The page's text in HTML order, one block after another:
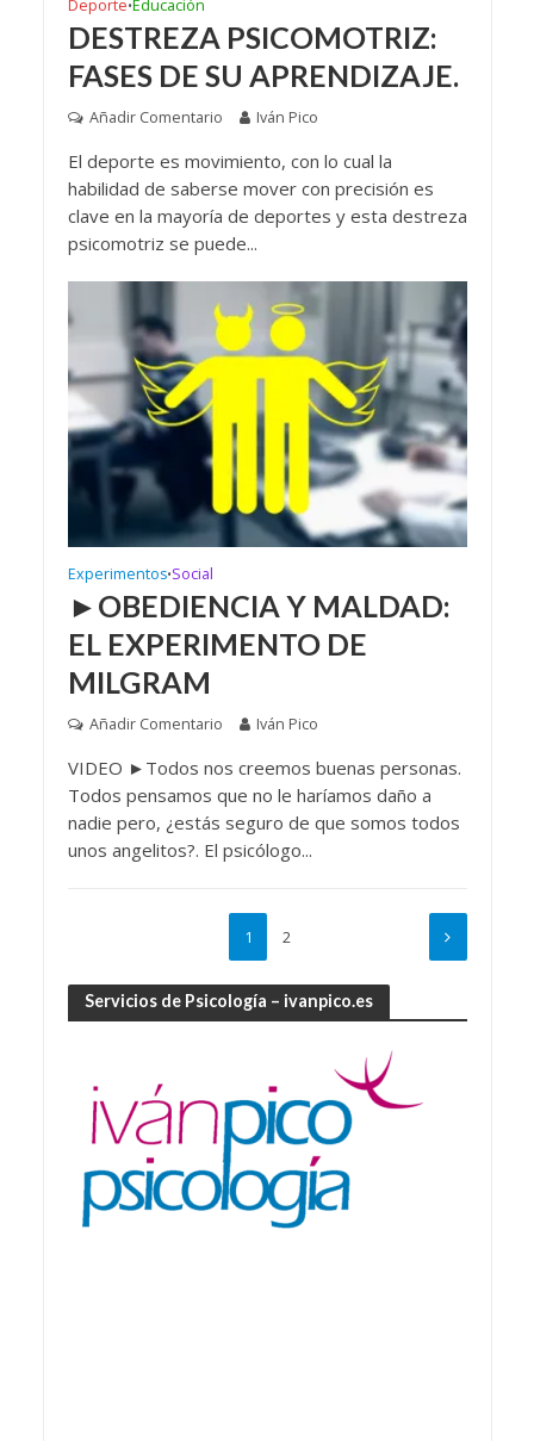
Deporte•Educación
DESTREZA PSICOMOTRIZ:
FASES DE SU APRENDIZAJE.
Añadir Comentario Iván Pico
El deporte es movimiento, con lo cual la
habilidad de saberse mover con precisión es
clave en la mayoría de deportes y esta destreza
psicomotriz se puede...
Experimentos•Social
►OBEDIENCIA Y MALDAD:
EL EXPERIMENTO DE
MILGRAM
Añadir Comentario Iván Pico
VIDEO ►Todos nos creemos buenas personas.
Todos pensamos que no le haríamos daño a
nadie pero, ¿estás seguro de que somos todos
unos angelitos?. El psicólogo...
1 2
Servicios de Psicología – ivanpico.es